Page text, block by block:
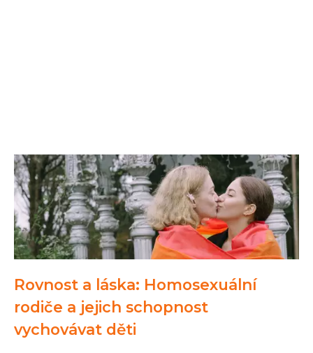
Rovnost a láska: Homosexuální
rodiče a jejich schopnost
vychovávat děti